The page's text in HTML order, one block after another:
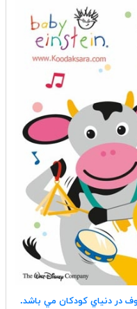
در دنياي كودكان مي باشد.